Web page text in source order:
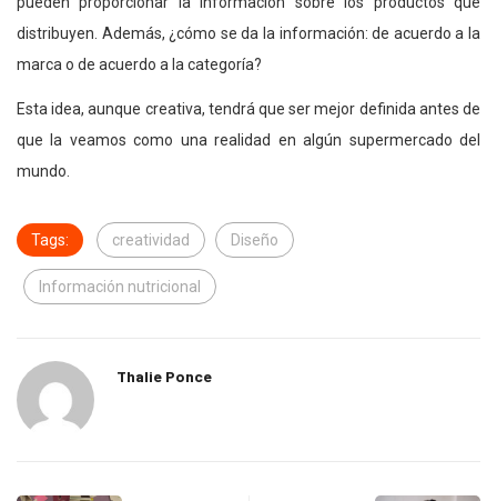
distribuyen. Además, ¿cómo se da la información: de acuerdo a la
marca o de acuerdo a la categoría?
Esta idea, aunque creativa, tendrá que ser mejor definida antes de
que la veamos como una realidad en algún supermercado del
mundo.
Tags: creatividad Diseño
Información nutricional
Thalie Ponce